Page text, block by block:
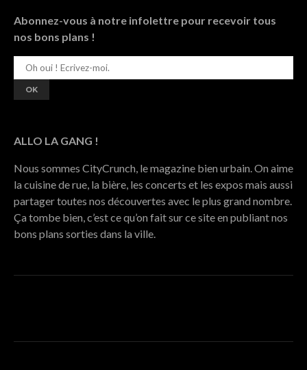
Abonnez-vous à notre infolettre pour recevoir tous
nos bons plans !
ALLO LA GANG !
Nous sommes CityCrunch, le magazine bien urbain. On aime
la cuisine de rue, la bière, les concerts et les expos mais aussi
partager toutes nos découvertes avec le plus grand nombre.
Ça tombe bien, c’est ce qu’on fait sur ce site en publiant nos
bons plans sorties dans la ville.